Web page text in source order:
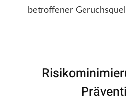
betroffener